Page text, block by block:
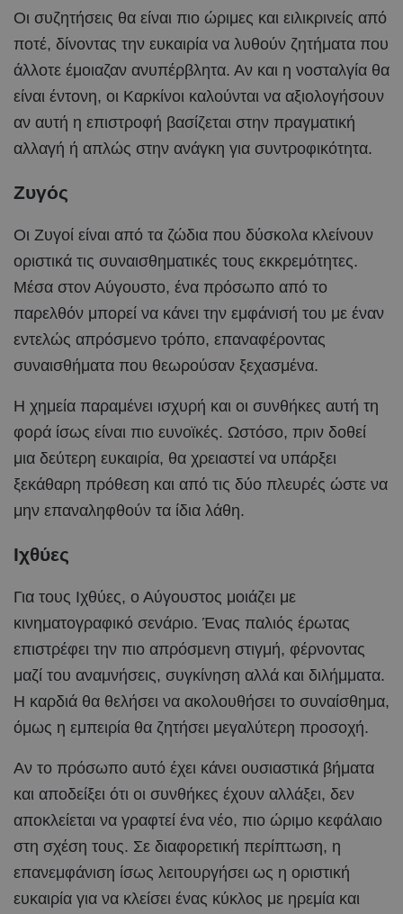
Οι συζητήσεις θα είναι πιο ώριμες και ειλικρινείς από
ποτέ, δίνοντας την ευκαιρία να λυθούν ζητήματα που
άλλοτε έμοιαζαν ανυπέρβλητα. Αν και η νοσταλγία θα
είναι έντονη, οι Καρκίνοι καλούνται να αξιολογήσουν
αν αυτή η επιστροφή βασίζεται στην πραγματική
αλλαγή ή απλώς στην ανάγκη για συντροφικότητα.
Ζυγός
Οι Ζυγοί είναι από τα ζώδια που δύσκολα κλείνουν
οριστικά τις συναισθηματικές τους εκκρεμότητες.
Μέσα στον Αύγουστο, ένα πρόσωπο από το
παρελθόν μπορεί να κάνει την εμφάνισή του με έναν
εντελώς απρόσμενο τρόπο, επαναφέροντας
συναισθήματα που θεωρούσαν ξεχασμένα.
Η χημεία παραμένει ισχυρή και οι συνθήκες αυτή τη
φορά ίσως είναι πιο ευνοϊκές. Ωστόσο, πριν δοθεί
μια δεύτερη ευκαιρία, θα χρειαστεί να υπάρξει
ξεκάθαρη πρόθεση και από τις δύο πλευρές ώστε να
μην επαναληφθούν τα ίδια λάθη.
Ιχθύες
Για τους Ιχθύες, ο Αύγουστος μοιάζει με
κινηματογραφικό σενάριο. Ένας παλιός έρωτας
επιστρέφει την πιο απρόσμενη στιγμή, φέρνοντας
μαζί του αναμνήσεις, συγκίνηση αλλά και διλήμματα.
Η καρδιά θα θελήσει να ακολουθήσει το συναίσθημα,
όμως η εμπειρία θα ζητήσει μεγαλύτερη προσοχή.
Αν το πρόσωπο αυτό έχει κάνει ουσιαστικά βήματα
και αποδείξει ότι οι συνθήκες έχουν αλλάξει, δεν
αποκλείεται να γραφτεί ένα νέο, πιο ώριμο κεφάλαιο
στη σχέση τους. Σε διαφορετική περίπτωση, η
επανεμφάνιση ίσως λειτουργήσει ως η οριστική
ευκαιρία για να κλείσει ένας κύκλος με ηρεμία και